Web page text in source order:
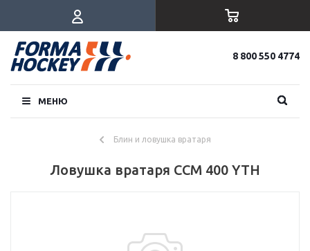
8 800 550 4774
МЕНЮ
Блин и ловушка вратаря
Ловушка вратаря CCM 400 YTH